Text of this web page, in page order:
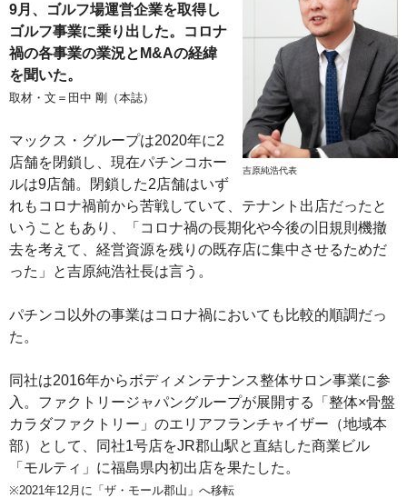
吉原純浩代表
9月、ゴルフ場運営企業を取得し
ゴルフ事業に乗り出した。コロナ
禍の各事業の業況とM&Aの経緯
を聞いた。
取材・文＝田中 剛（本誌）
マックス・グループは2020年に2
店舗を閉鎖し、現在パチンコホー
ルは9店舗。閉鎖した2店舗はいず
れもコロナ禍前から苦戦していて、テナント出店だったと
いうこともあり、「コロナ禍の長期化や今後の旧規則機撤
去を考えて、経営資源を残りの既存店に集中させるためだ
った」と吉原純浩社長は言う。
パチンコ以外の事業はコロナ禍においても比較的順調だっ
た。
同社は2016年からボディメンテナンス整体サロン事業に参
入。ファクトリージャパングループが展開する「整体×骨盤
カラダファクトリー」のエリアフランチャイザー（地域本
部）として、同社1号店をJR郡山駅と直結した商業ビル
「モルティ」に福島県内初出店を果たした。
※2021年12月に「ザ・モール郡山」へ移転